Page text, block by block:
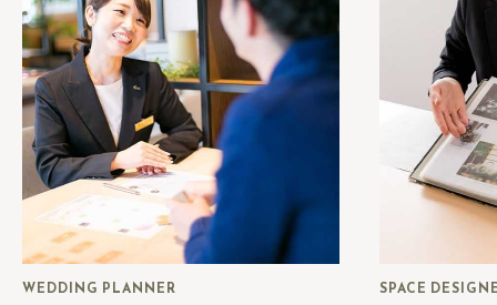
WEDDING PLANNER SPACE